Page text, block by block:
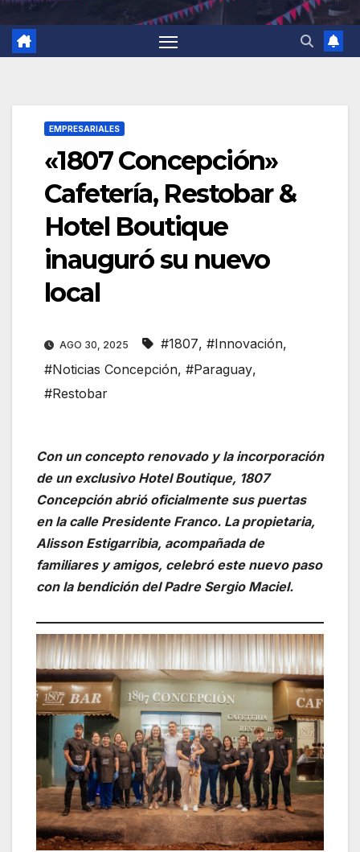
EMPRESARIALES
«1807 Concepción»
Cafetería, Restobar &
Hotel Boutique
inauguró su nuevo
local
AGO 30, 2025 #1807, #Innovación,
#Noticias Concepción, #Paraguay,
#Restobar
Con un concepto renovado y la incorporación
de un exclusivo Hotel Boutique, 1807
Concepción abrió oficialmente sus puertas
en la calle Presidente Franco. La propietaria,
Alisson Estigarribia, acompañada de
familiares y amigos, celebró este nuevo paso
con la bendición del Padre Sergio Maciel.